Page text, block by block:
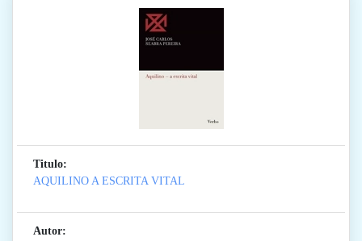
Titulo:
AQUILINO A ESCRITA VITAL
Autor: